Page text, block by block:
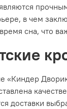
в чем
сна, что
«Киндер
доставки